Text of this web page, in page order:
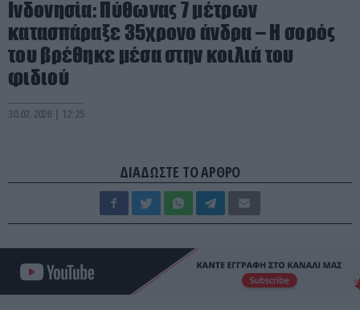
Ινδονησία: Πύθωνας 7 μέτρων
κατασπάραξε 35χρονο άνδρα – Η σορός
του βρέθηκε μέσα στην κοιλιά του
φιδιού
30.07.2026 | 12:25
ΔΙΑΔΩΣΤΕ ΤΟ ΑΡΘΡΟ